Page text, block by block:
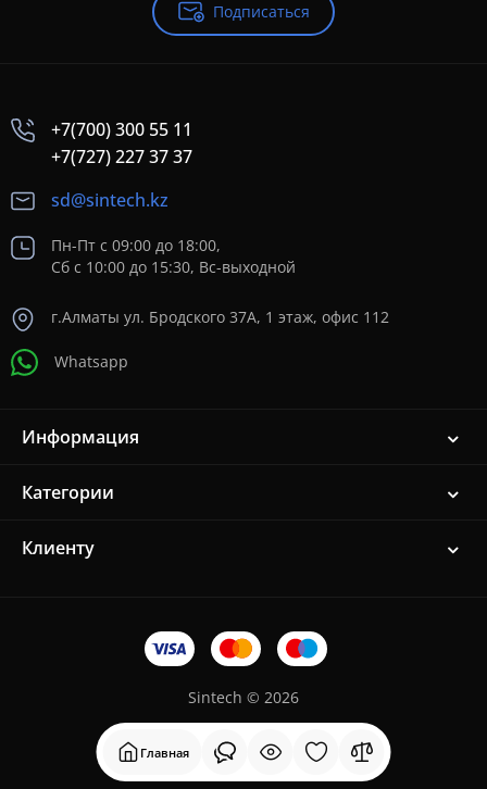
Главная
Подписаться
+7(700) 300 55 11
+7(727) 227 37 37
sd@sintech.kz
Пн-Пт с 09:00 до 18:00,
Сб с 10:00 до 15:30, Вс-выходной
г.Алматы ул. Бродского 37A, 1 этаж, офис 112
Whatsapp
Информация
Категории
Клиенту
Sintech © 2026